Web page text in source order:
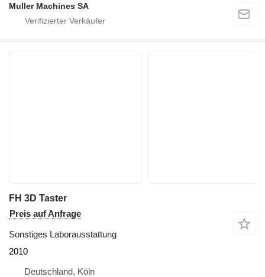
Muller Machines SA
FH 3D Taster
Preis auf Anfrage
Sonstiges Laborausstattung
2010
Deutschland, Köln